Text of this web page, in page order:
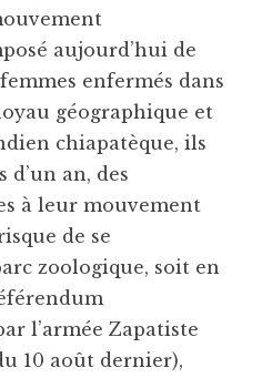
aujourd’hui de
enfermés dans
géographique et
chiapatèque, ils
an, des
à leur mouvement
de se
zoologique, soit en
l’armée Zapatiste
10 août dernier),